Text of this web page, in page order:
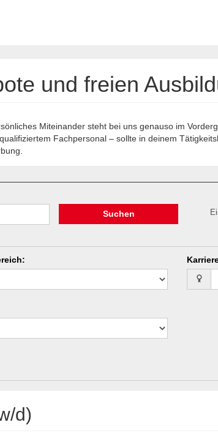
und freien
Miteinander steht bei uns genauso im
Fachpersonal – sollte in deinem
Suchen
:
d)